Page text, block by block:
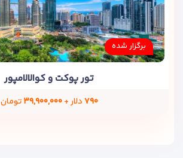
برگزار شده
تور پوکت و کوالالامپور
۷۹۰دلار +۳۹,۹۰۰,۰۰۰تومان